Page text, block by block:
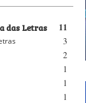
11
das Letras
3
2
1
1
1